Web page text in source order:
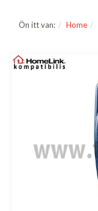
Ön itt van: Home